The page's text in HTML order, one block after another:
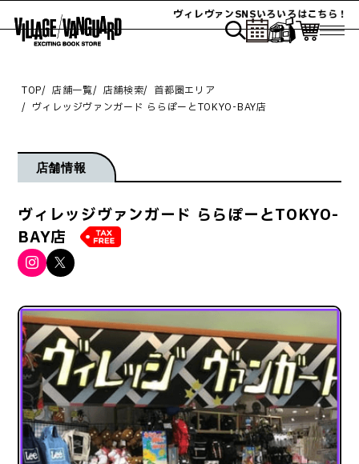
ヴィレヴァンSNSいろいろはこちら！
TOP 店舗一覧 店舗検索
首都圏エリア
ヴィレッジヴァンガード ららぽーとTOKYO-BAY店
店舗情報
ヴィレッジヴァンガード ららぽーとTOKYO-
BAY店